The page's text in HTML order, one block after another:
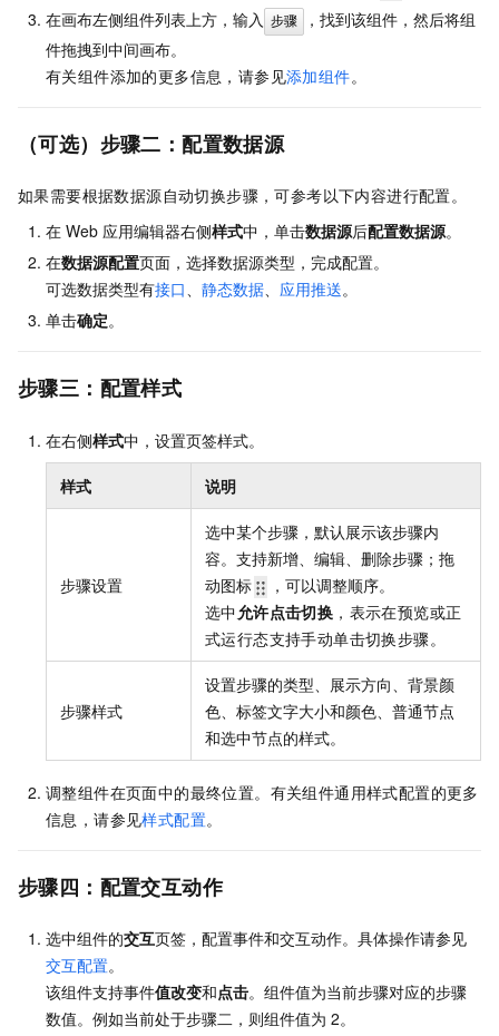
在画布左侧组件列表上方，输入 步骤
，找到该组件，然后将组
件拖拽到中间画布。
有关组件添加的更多信息，请参见添加组件。
（可选）步骤二：配置数据源
如果需要根据数据源自动切换步骤，可参考以下内容进行配置。
在 Web 应用编辑器右侧样式中，单击数据源后配置数据源。
在数据源配置页面，选择数据源类型，完成配置。
可选数据类型有接口、 静态数据、 应用推送。
单击确定。
步骤三：配置样式
在右侧样式中，设置页签样式。
样式 说明
步骤设置
选中某个步骤，默认展示该步骤内
容。支持新增、编辑、删除步骤；拖
动图标
，可以调整顺序。
选中允许点击切换 ，表示在预览或正
式运行态支持手动单击切换步骤。
步骤样式
设置步骤的类型、展示方向、背景颜
色、标签文字大小和颜色、普通节点
和选中节点的样式。
调整组件在页面中的最终位置。有关组件通用样式配置的更多
信息，请参见样式配置。
步骤四：配置交互动作
选中组件的交互页签，配置事件和交互动作。具体操作请参见
交互配置。
该组件支持事件值改变和点击。组件值为当前步骤对应的步骤
数值。例如当前处于步骤二，则组件值为 2。